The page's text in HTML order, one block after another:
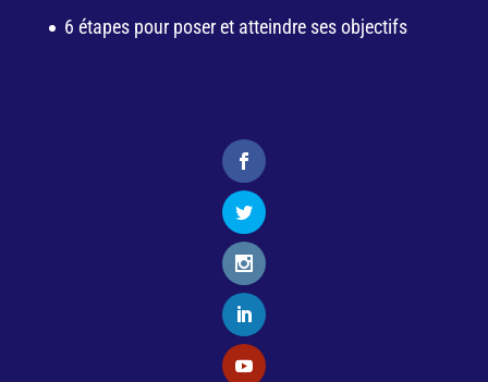
6 étapes pour poser et atteindre ses objectifs